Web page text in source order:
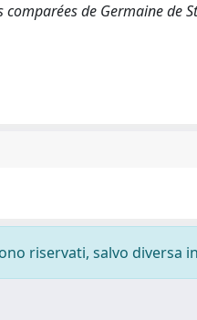
de Germaine de
riservati, salvo diversa